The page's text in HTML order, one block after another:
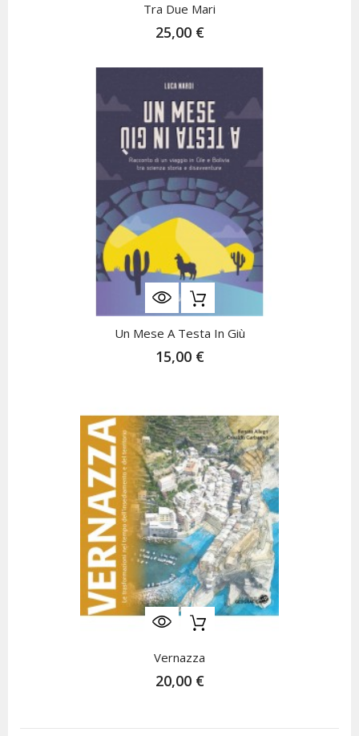
Tra Due Mari
25,00 €
Un Mese A Testa In Giù
15,00 €
Vernazza
20,00 €